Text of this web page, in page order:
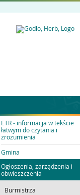
ETR - informacja w tekście
łatwym do czytania i
zrozumienia
Gmina
Ogłoszenia, zarządzenia i
obwieszczenia
Burmistrza